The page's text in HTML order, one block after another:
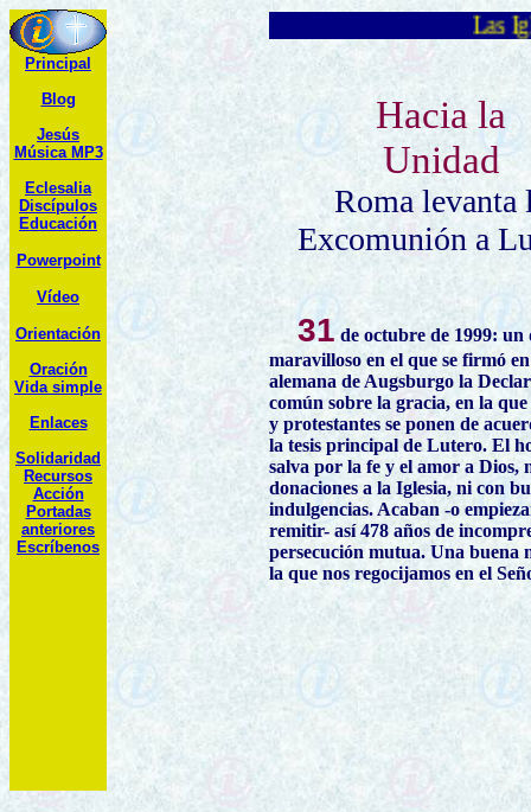
Principal
Blog
Jesús
Música MP3
Eclesalia
Discípulos
Educación
Powerpoint
Vídeo
Orientación
Oración
Vida simple
Enlaces
Solidaridad
Recursos
Acción
Portadas
anteriores
Escríbenos
Las Iglesias
Hacia la
Unidad
Roma levanta
Excomunión a
31 de octubre de 1999: un
maravilloso en el que se firmó
alemana de Augsburgo la
común sobre la gracia, en la que
y protestantes se ponen de
la tesis principal de Lutero. El
salva por la fe y el amor a Dios,
donaciones a la Iglesia, ni con
indulgencias. Acaban -o
remitir- así 478 años de
persecución mutua. Una buena
la que nos regocijamos en el